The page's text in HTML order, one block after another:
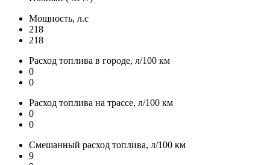
Мощность, л.с
218
218
Расход топлива в городе, л/100 км
0
0
Расход топлива на трассе, л/100 км
0
0
Смешанный расход топлива, л/100 км
9